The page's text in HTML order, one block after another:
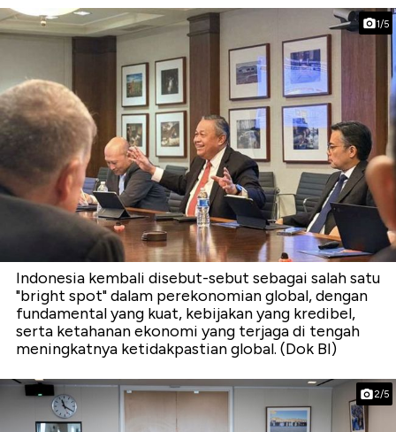
1/5
Indonesia kembali disebut-sebut sebagai salah satu
"bright spot" dalam perekonomian global, dengan
fundamental yang kuat, kebijakan yang kredibel,
serta ketahanan ekonomi yang terjaga di tengah
meningkatnya ketidakpastian global. (Dok BI)
2/5